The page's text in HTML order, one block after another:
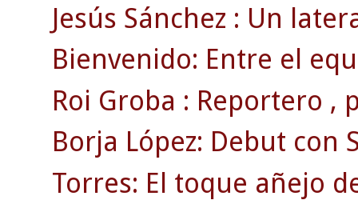
Jesús Sánchez : Un
Bienvenido: Entre el
Roi Groba : Reportero ,
Borja López: Debut con
Torres: El toque añejo